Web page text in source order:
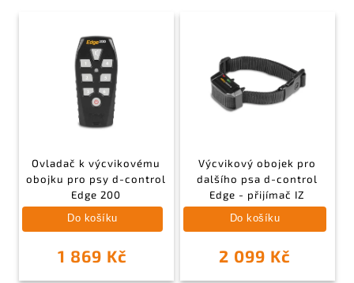
Ovladač k výcvikovému
obojku pro psy d-control
Edge 200
1 869 Kč
Do košíku
Výcvikový obojek pro
dalšího psa d-control
Edge - přijímač IZ
2 099 Kč
Do košíku